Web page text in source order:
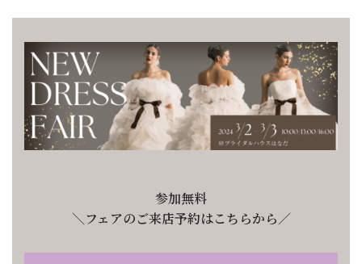
参加無料
＼フェアのご来店予約はこちらから／